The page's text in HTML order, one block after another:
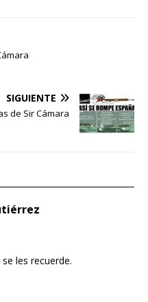
SIGUIENTE
de Sir Cámara
les recuerde.